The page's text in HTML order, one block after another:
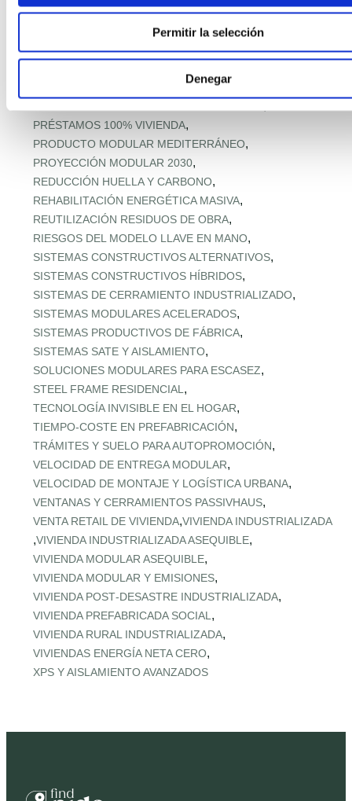
Permitir la selección
Denegar
PREFABRICADAS LIFESTYLE,
PREFABRICADAS LOW‑COST,
PREFABRICADAS PRECIO RÉCORD,
PREFABRICADO HORMIGÓN RESIDENCIAL
PRÉSTAMOS 100% VIVIENDA,
PRODUCTO MODULAR MEDITERRÁNEO,
PROYECCIÓN MODULAR 2030,
REDUCCIÓN HUELLA Y CARBONO,
REHABILITACIÓN ENERGÉTICA MASIVA,
REUTILIZACIÓN RESIDUOS DE OBRA,
RIESGOS DEL MODELO LLAVE EN MANO,
SISTEMAS CONSTRUCTIVOS ALTERNATIVOS,
SISTEMAS CONSTRUCTIVOS HÍBRIDOS,
SISTEMAS DE CERRAMIENTO INDUSTRIALIZADO,
SISTEMAS MODULARES ACELERADOS,
SISTEMAS PRODUCTIVOS DE FÁBRICA,
SISTEMAS SATE Y AISLAMIENTO,
SOLUCIONES MODULARES PARA ESCASEZ,
STEEL FRAME RESIDENCIAL ,
TECNOLOGÍA INVISIBLE EN EL HOGAR,
TIEMPO‑COSTE EN PREFABRICACIÓN,
TRÁMITES Y SUELO PARA AUTOPROMOCIÓN,
VELOCIDAD DE ENTREGA MODULAR,
VELOCIDAD DE MONTAJE Y LOGÍSTICA URBANA,
VENTANAS Y CERRAMIENTOS PASSIVHAUS,
VENTA RETAIL DE VIVIENDA,VIVIENDA INDUSTRIALIZADA
,VIVIENDA INDUSTRIALIZADA ASEQUIBLE,
VIVIENDA MODULAR ASEQUIBLE,
VIVIENDA MODULAR Y EMISIONES,
VIVIENDA POST‑DESASTRE INDUSTRIALIZADA,
VIVIENDA PREFABRICADA SOCIAL ,
VIVIENDA RURAL INDUSTRIALIZADA,
VIVIENDAS ENERGÍA NETA CERO,
XPS Y AISLAMIENTO AVANZADOS